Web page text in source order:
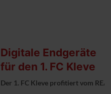
Digitale Endgeräte
für den 1. FC Kleve
Der 1. FC Kleve profitiert vom